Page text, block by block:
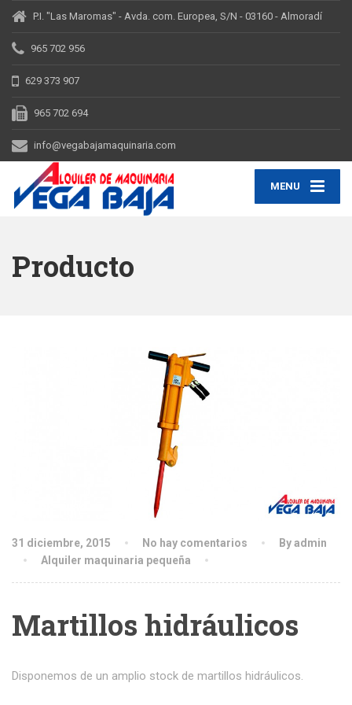
P.I. "Las Maromas" - Avda. com. Europea, S/N - 03160 - Almoradí
965 702 956
629 373 907
965 702 694
info@vegabajamaquinaria.com
MENU
Producto
31 diciembre, 2015 No hay comentarios
By admin
Alquiler maquinaria pequeña
Martillos hidráulicos
Disponemos de un amplio stock de martillos hidráulicos.